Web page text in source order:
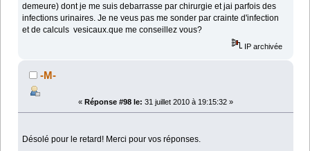
demeure) dont je me suis debarrasse par chirurgie et jai parfois des
infections urinaires. Je ne veus pas me sonder par crainte d'infection
et de calculs vesicaux.que me conseillez vous?
IP archivée
-M-
« Réponse #98 le: 31 juillet 2010 à 19:15:32 »
Désolé pour le retard! Merci pour vos réponses.